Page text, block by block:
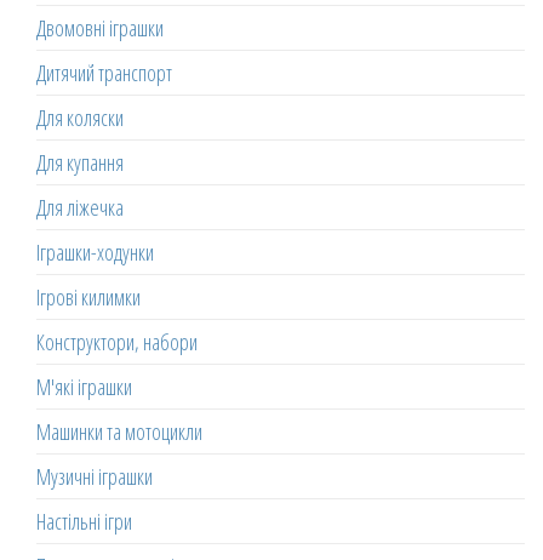
Двомовні іграшки
Дитячий транспорт
Для коляски
Для купання
Для ліжечка
Іграшки-ходунки
Ігрові килимки
Конструктори, набори
М'які іграшки
Машинки та мотоцикли
Музичні іграшки
Настільні ігри